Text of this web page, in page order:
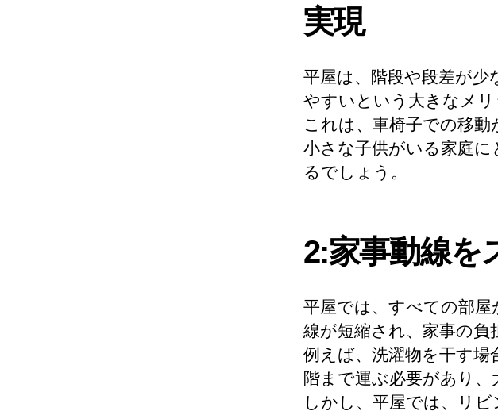
実現
平屋は、階段や段差が少
やすいという大きなメリ
これは、車椅子での移
小さな子供がいる家庭に
るでしょう。
2:家事動線を
平屋では、すべての部
線が短縮され、家事の負
例えば、洗濯物を干す場
階まで運ぶ必要があり、
しかし、平屋では、リ